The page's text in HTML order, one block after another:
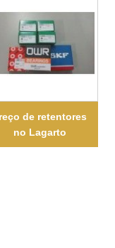
de retentores
no Lagarto